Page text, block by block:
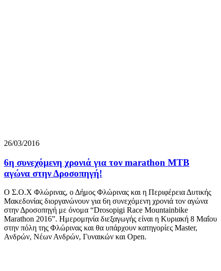
26/03/2016
6η συνεχόμενη χρονιά για τον marathon MTB
αγώνα στην Δροσοπηγή!
Ο Σ.Ο.Χ Φλώρινας, ο Δήμος Φλώρινας και η Περιφέρεια Δυτικής
Μακεδονίας διοργανώνουν για 6η συνεχόμενη χρονιά τον αγώνα
στην Δροσοπηγή με όνομα “Drosopigi Race Mountainbike
Marathon 2016”. Ημερομηνία διεξαγωγής είναι η Κυριακή 8 Μαΐου
στην πόλη της Φλώρινας και θα υπάρχουν κατηγορίες Master,
Ανδρών, Νέων Ανδρών, Γυναικών και Open.